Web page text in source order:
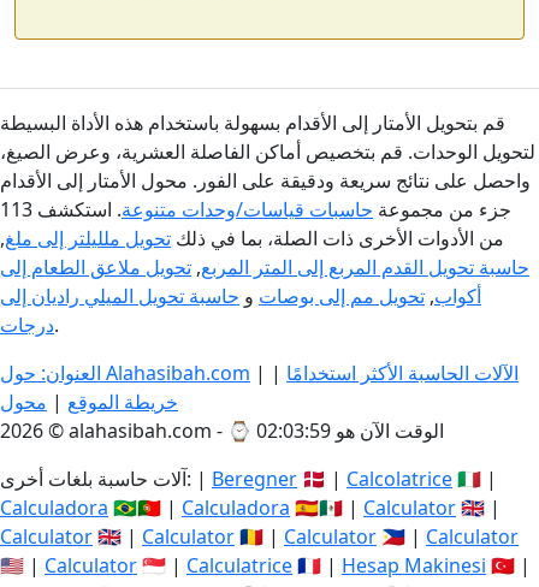
قم بتحويل الأمتار إلى الأقدام بسهولة باستخدام هذه الأداة البسيطة
لتحويل الوحدات. قم بتخصيص أماكن الفاصلة العشرية، وعرض الصيغ،
واحصل على نتائج سريعة ودقيقة على الفور. محول الأمتار إلى الأقدام
جزء من مجموعة حاسبات قياسات/وحدات متنوعة
. استكشف 113
من الأدوات الأخرى ذات الصلة، بما في ذلك تحويل ملليلتر إلى ملغ,
حاسبة تحويل القدم المربع إلى المتر المربع, تحويل ملاعق الطعام إلى
أكواب, تحويل مم إلى بوصات و حاسبة تحويل الميلي راديان إلى
درجات.
العنوان: حول Alahasibah.com | الآلات الحاسبة الأكثر استخدامًا |
خريطة الموقع | محول
2026 © alahasibah.com - ⌚
الوقت الآن هو 02:04:00
آلات حاسبة بلغات أخرى: | Beregner 🇩🇰 | Calcolatrice🇮🇹 |
Calculadora 🇧🇷🇵🇹 | Calculadora 🇪🇸🇲🇽 | Calculator🇬🇧 |
Calculator🇬🇧 | Calculator🇷🇴 | Calculator 🇵🇭 | Calculator
🇺🇸 | Calculator🇸🇬 | Calculatrice🇫🇷 | Hesap Makinesi 🇹🇷 |